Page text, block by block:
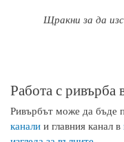
Щракни за да
Работа с ривърба
Ривърбът може да бъде
канали и главния канал в